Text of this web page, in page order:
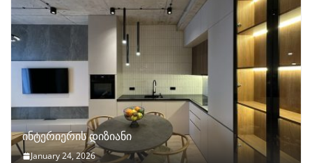
ინტერიერის დიზიანი
January 24, 2026